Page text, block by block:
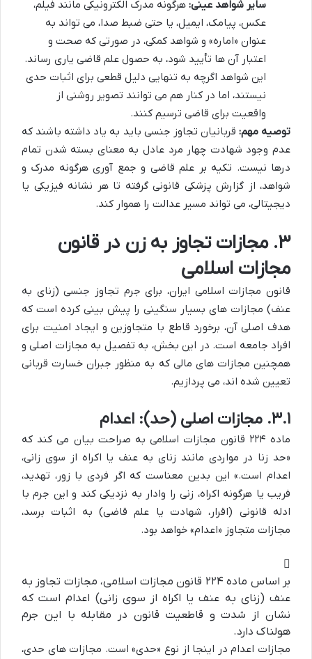
سایر شواهد عینی: هرگونه مدرک الکترونیکی مانند فیلم،
عکس، پیامک، ایمیل، یا حتی ضبط صدا، می تواند به
عنوان «اماره» و شواهد کمکی، در صورتی که صحت و
اعتبار آن ها تأیید شود، به حصول علم قاضی یاری رساند.
این شواهد اگرچه به تنهایی دلیل قطعی برای اثبات حدی
نیستند، اما در کنار هم می توانند تصویر روشنی از
واقعیت برای قاضی ترسیم کنند.
توصیه مهم: قربانیان تجاوز جنسی باید به یاد داشته باشند که
عدم وجود شهادت چهار مرد عادل به معنای بسته شدن تمام
درها نیست. تکیه بر علم قاضی و جمع آوری هرگونه مدرک و
شواهد، از گزارش پزشکی قانونی گرفته تا هر نشانه فیزیکی یا
دیجیتالی، می تواند مسیر عدالت را هموار کند.
۳. مجازات تجاوز به زن در قانون
مجازات اسلامی
قانون مجازات اسلامی ایران، برای جرم تجاوز جنسی (زنای به
عنف) مجازات های بسیار سنگینی را پیش بینی کرده است که
هدف اصلی آن، برخورد قاطع با متجاوزین و ایجاد امنیت برای
افراد جامعه است. در این بخش، به تفصیل به مجازات اصلی و
همچنین مجازات های مالی که به منظور جبران خسارت قربانی
تعیین شده اند، می پردازیم.
۳.۱. مجازات اصلی (حد): اعدام
ماده ۲۲۴ قانون مجازات اسلامی به صراحت بیان می کند که
«حد زنا در مواردی مانند زنای به عنف یا اکراه از سوی زانی،
اعدام است.» این بدین معناست که اگر فردی با زور، تهدید،
فریب یا هرگونه اکراه، زنی را وادار به نزدیکی کند و این جرم با
ادله قانونی (اقرار، شهادت یا علم قاضی) به اثبات برسد،
مجازات متجاوز «اعدام» خواهد بود.
بر اساس ماده ۲۲۴ قانون مجازات اسلامی، مجازات تجاوز به
عنف (زنای به عنف یا اکراه از سوی زانی) اعدام است که
نشان از شدت و قاطعیت قانون در مقابله با این جرم
هولناک دارد.
مجازات اعدام در اینجا از نوع «حدی» است. مجازات های حدی،